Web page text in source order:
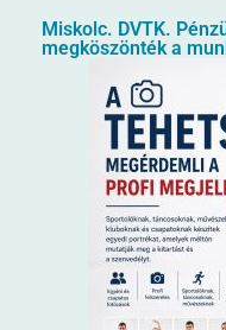
Miskolc. DVTK.
megköszönték a